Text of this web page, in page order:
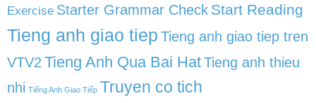
Exercise Starter Grammar Check Start Reading
Tieng anh giao tiep Tieng anh giao tiep tren
VTV2 Tieng Anh Qua Bai HatTieng anh thieu
nhi Tiếng Anh Giao Tiếp Truyen co tich